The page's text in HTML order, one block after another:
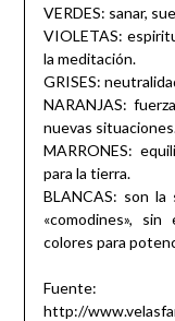
VERDES: sanar,
VIOLETAS:
la meditación.
GRISES:
NARANJAS:
nuevas
MARRONES:
para la tierra.
BLANCAS: son
«comodines»,
colores para
Fuente:
http://